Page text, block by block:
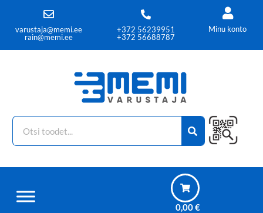
varustaja@memi.ee
rain@memi.ee
+372 56239951
+372 56688787
Minu konto
0,00€